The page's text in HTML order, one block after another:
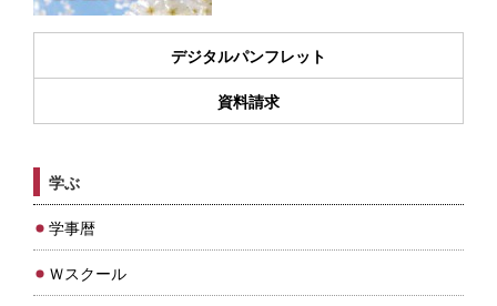
デジタルパンフレット
資料請求
学ぶ
学事暦
Ｗスクール